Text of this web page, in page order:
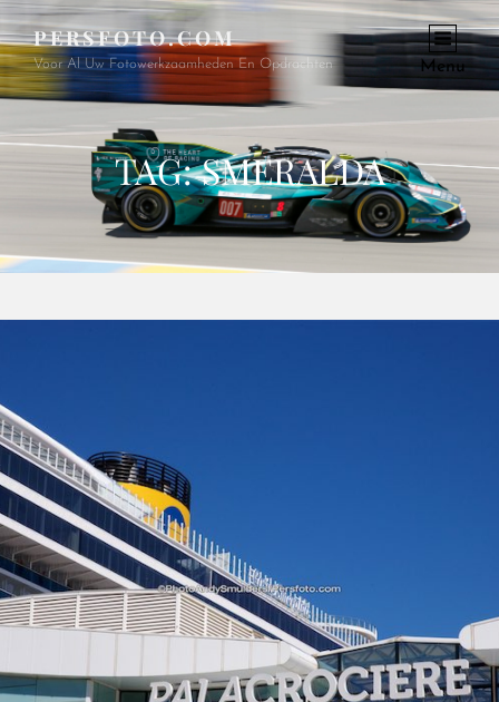
PERSFOTO.COM
Voor Al Uw Fotowerkzaamheden En Opdrachten Menu
TAG:SMERALDA